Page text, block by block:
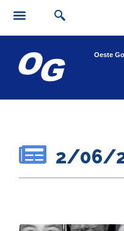
Oeste
2/06/